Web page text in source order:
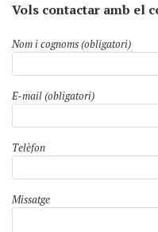
Vols contactar amb el
Nom i cognoms (obligatori)
E-mail (obligatori)
Telèfon
Missatge